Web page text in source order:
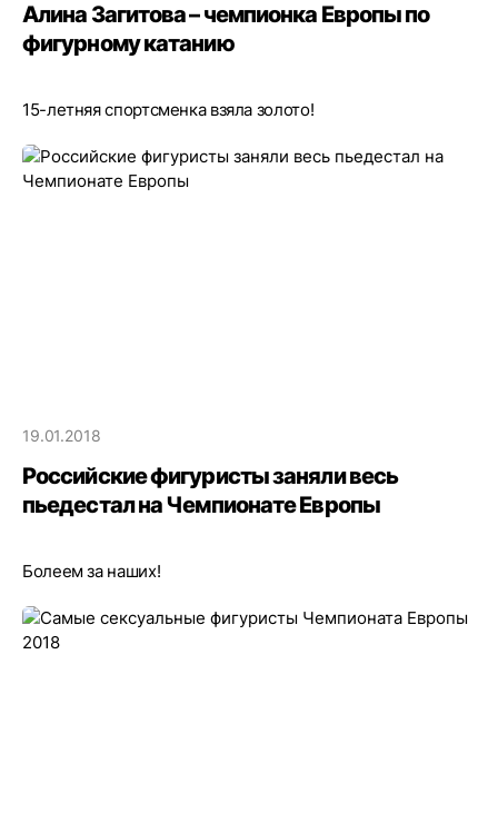
Алина Загитова – чемпионка Европы по
фигурному катанию
15-летняя спортсменка взяла золото!
19.01.2018
Российские фигуристы заняли весь
пьедестал на Чемпионате Европы
Болеем за наших!